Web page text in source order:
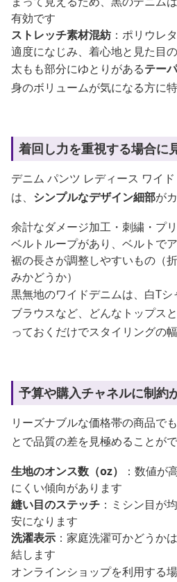
有効です
ストレッチ素材混紡 ：ポリウレ
適度になじみ、着心地と見た目
太もも部分にゆとりがあるテー
身のボリュームが気になる方に特
着回し力を重視する場合に
デニム パンツ レディース ワイ
は、 シンプルなデザイン細部が
余計なダメージ加工・刺繍・プ
ベルトループがあり、ベルトで
裾の長さが調整しやすいもの（
みかどうか）
黒無地のワイドデニムは、白Tシ
ブラウスなど、どんなトップス
っておくだけでスタイリングの
予算や購入チャネルに制約
リーズナブルな価格帯の商品で
とで品質の差を見極めることがで
生地のオンス数（oz）
：数値が
にくい傾向があります
縫い目のステッチ ：ミシン目が
安になります
洗濯表示 ：家庭洗濯可かどうか
結します
オンラインショップを利用する場